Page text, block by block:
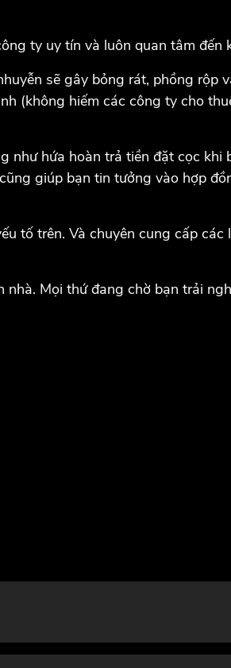
ty uy tín và luôn quan tâm đến
sẽ gây bỏng rát, phồng rộp
(không hiếm các công ty cho
như hứa hoàn trả tiền đặt cọc khi
giúp bạn tin tưởng vào hợp
tố trên. Và chuyên cung cấp các
Mọi thứ đang chờ bạn trải